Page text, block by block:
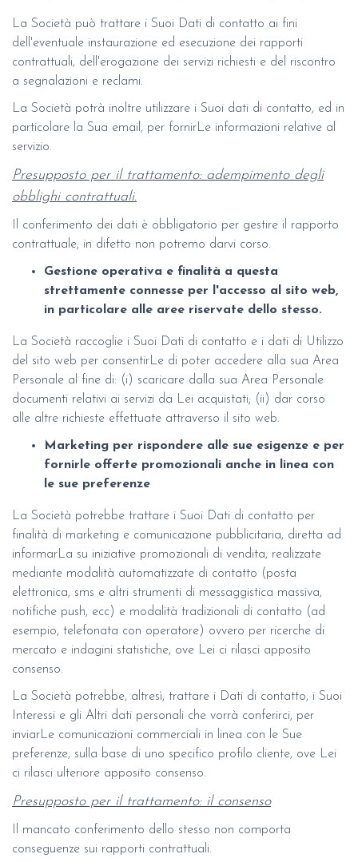
La Società può trattare i Suoi Dati di contatto ai fini
dell'eventuale instaurazione ed esecuzione dei rapporti
contrattuali, dell'erogazione dei servizi richiesti e del riscontro
a segnalazioni e reclami.
La Società potrà inoltre utilizzare i Suoi dati di contatto, ed in
particolare la Sua email, per fornirLe informazioni relative al
servizio.
Presupposto per il trattamento: adempimento degli
obblighi contrattuali.
Il conferimento dei dati è obbligatorio per gestire il rapporto
contrattuale; in difetto non potremo darvi corso.
Gestione operativa e finalità a questa
strettamente connesse per l'accesso al sito web,
in particolare alle aree riservate dello stesso.
La Società raccoglie i Suoi Dati di contatto e i dati di Utilizzo
del sito web per consentirLe di poter accedere alla sua Area
Personale al fine di: (i) scaricare dalla sua Area Personale
documenti relativi ai servizi da Lei acquistati; (ii) dar corso
alle altre richieste effettuate attraverso il sito web.
Marketing per rispondere alle sue esigenze e per
fornirle offerte promozionali anche in linea con
le sue preferenze
La Società potrebbe trattare i Suoi Dati di contatto per
finalità di marketing e comunicazione pubblicitaria, diretta ad
informarLa su iniziative promozionali di vendita, realizzate
mediante modalità automatizzate di contatto (posta
elettronica, sms e altri strumenti di messaggistica massiva,
notifiche push, ecc) e modalità tradizionali di contatto (ad
esempio, telefonata con operatore) ovvero per ricerche di
mercato e indagini statistiche, ove Lei ci rilasci apposito
consenso.
La Società potrebbe, altresì, trattare i Dati di contatto, i Suoi
Interessi e gli Altri dati personali che vorrà conferirci, per
inviarLe comunicazioni commerciali in linea con le Sue
preferenze, sulla base di uno specifico profilo cliente, ove Lei
ci rilasci ulteriore apposito consenso.
Presupposto per il trattamento: il consenso
Il mancato conferimento dello stesso non comporta
conseguenze sui rapporti contrattuali.